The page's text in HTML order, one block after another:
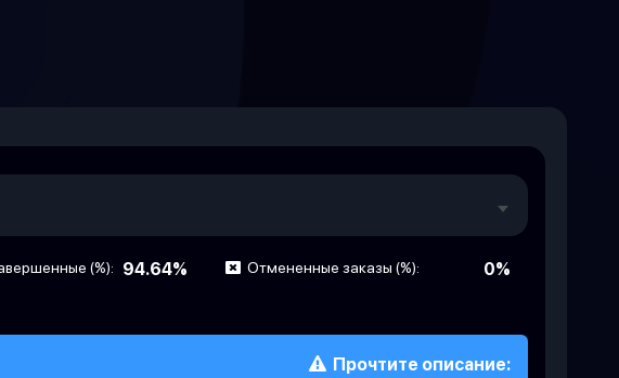
(%): 94.64% Отмененные заказы (%): 0%
Прочтите описание: